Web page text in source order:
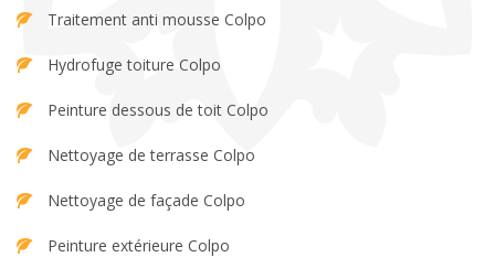
Traitement anti mousse Colpo
Hydrofuge toiture Colpo
Peinture dessous de toit Colpo
Nettoyage de terrasse Colpo
Nettoyage de façade Colpo
Peinture extérieure Colpo